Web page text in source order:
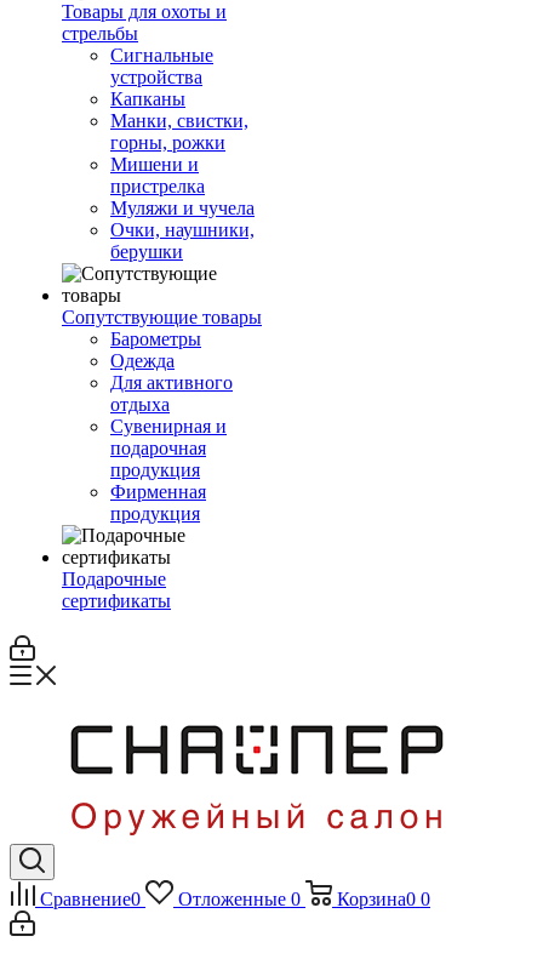
Товары для охоты и
стрельбы
Сигнальные
устройства
Капканы
Манки, свистки,
горны, рожки
Мишени и
пристрелка
Муляжи и чучела
Очки, наушники,
берушки
Сопутствующие товары
Барометры
Одежда
Для активного
отдыха
Сувенирная и
подарочная
продукция
Фирменная
продукция
Подарочные
сертификаты
Сравнение0 Отложенные 0 Корзина0 0